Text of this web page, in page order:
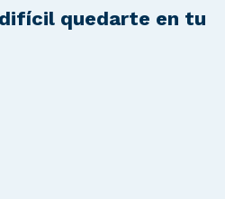
quedarte en tu